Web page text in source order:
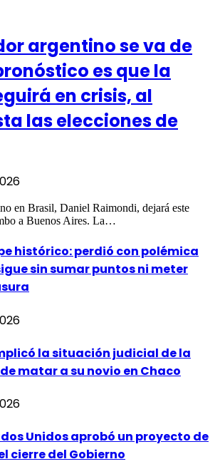
argentino se va de
es que la
en crisis, al
las elecciones de
en Brasil, Daniel Raimondi, dejará este
a Buenos Aires. La…
histórico: perdió con polémica
sin sumar puntos ni meter
la situación judicial de la
matar a su novio en Chaco
Unidos aprobó un proyecto de
cierre del Gobierno